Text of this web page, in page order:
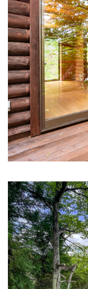
住所:
兵庫県姫路市東
野里ファミリークリニ
住所: 兵庫県姫路市野
藤戸内科
住所: 兵庫県姫路市飾
森田内科・循環器科
住所: 兵庫県姫路市余
きむら内科クリニック
住所:
兵庫県姫路市飾
三和内科医院
住所:兵庫県姫路市東
姫路市の内科 もりた
住所:兵庫県姫路市北
にしあんクリニック
住所:兵庫県姫路市亀
井上内科医院
住所:兵庫県姫路市博
松島クリニック